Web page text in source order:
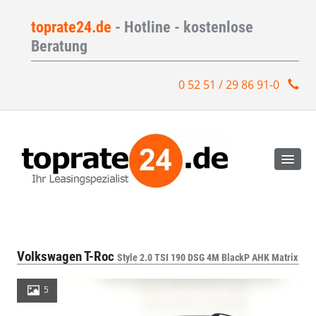
toprate24.de - Hotline - kostenlose
Beratung
0 52 51 / 29 86 91-0
Volkswagen T-Roc Style 2.0 TSI 190 DSG 4M BlackP AHK Matrix
5